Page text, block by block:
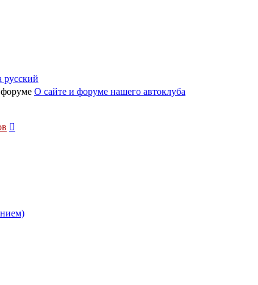
русский
О сайте и форуме нашего автоклуба